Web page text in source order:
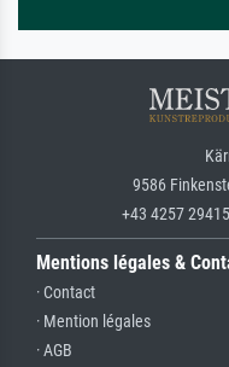
9586
+43 4257
Mentions légales &
· Contact
· Mention légales
· AGB